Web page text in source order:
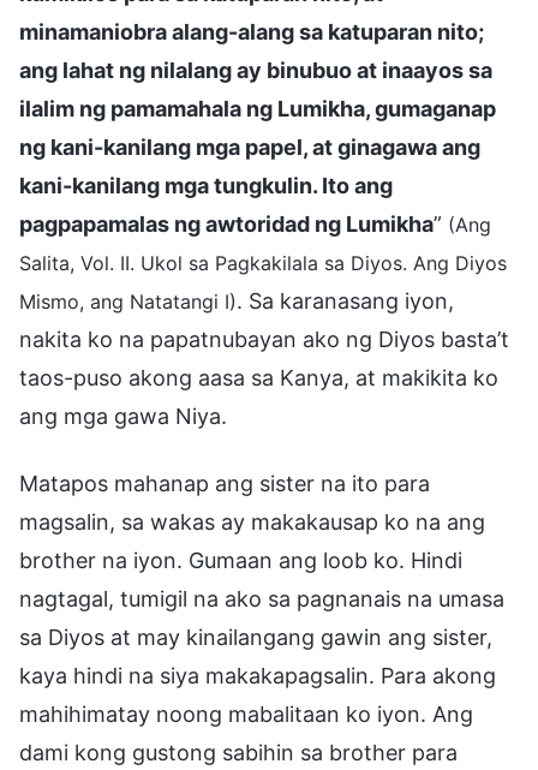
minamaniobra alang-alang sa katuparan nito;
ang lahat ng nilalang ay binubuo at inaayos sa
ilalim ng pamamahala ng Lumikha, gumaganap
ng kani-kanilang mga papel, at ginagawa ang
kani-kanilang mga tungkulin. Ito ang
pagpapamalas ng awtoridad ng Lumikha” (Ang
Salita, Vol. II. Ukol sa Pagkakilala sa Diyos. Ang Diyos
Mismo, ang Natatangi I). Sa karanasang iyon,
nakita ko na papatnubayan ako ng Diyos basta’t
taos-puso akong aasa sa Kanya, at makikita ko
ang mga gawa Niya.
Matapos mahanap ang sister na ito para
magsalin, sa wakas ay makakausap ko na ang
brother na iyon. Gumaan ang loob ko. Hindi
nagtagal, tumigil na ako sa pagnanais na umasa
sa Diyos at may kinailangang gawin ang sister,
kaya hindi na siya makakapagsalin. Para akong
mahihimatay noong mabalitaan ko iyon. Ang
dami kong gustong sabihin sa brother para